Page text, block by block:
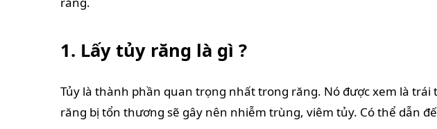
1. Lấy tủy răng là gì ?
Tủy là thành phần quan trọng nhất trong răng. Nó được xem là trái
răng bị tổn thương sẽ gây nên nhiễm trùng, viêm tủy. Có thể dẫn